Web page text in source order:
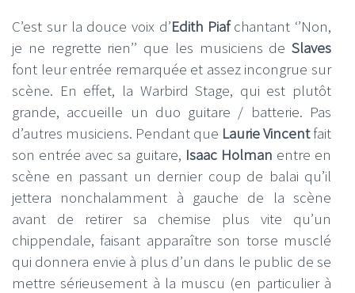
C’est sur la douce voix d’Edith Piafchantant ‘’Non,
je ne regrette rien’’ que les musiciens de Slaves
font leur entrée remarquée et assez incongrue sur
scène. En effet, la Warbird Stage, qui est plutôt
grande, accueille un duo guitare / batterie. Pas
d’autres musiciens. Pendant que Laurie Vincentfait
son entrée avec sa guitare, Isaac Holman entre en
scène en passant un dernier coup de balai qu’il
jettera nonchalamment à gauche de la scène
avant de retirer sa chemise plus vite qu’un
chippendale, faisant apparaître son torse musclé
qui donnera envie à plus d’un dans le public de se
mettre sérieusement à la muscu (en particulier à